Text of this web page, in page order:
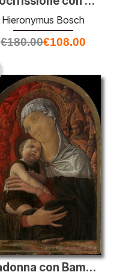
Hieronymus Bosch
€180.00€108.00
Madonna con Bambino e Serafini e Cherubini